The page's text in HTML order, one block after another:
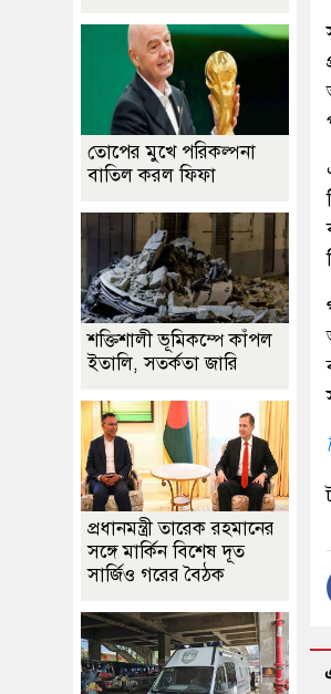
তোপের মুখে পরিকল্পনা
বাতিল করল ফিফা
শক্তিশালী ভূমিকম্পে কাঁপল
ইতালি, সতর্কতা জারি
প্রধানমন্ত্রী তারেক রহমানের
সঙ্গে মার্কিন বিশেষ দূত
সার্জিও গরের বৈঠক